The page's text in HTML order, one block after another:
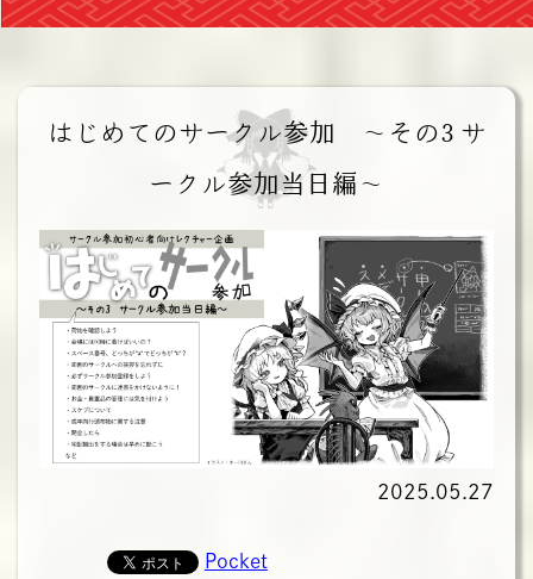
はじめてのサークル参加 ～その3 サ
ークル参加当日編～
2025.05.27
Pocket